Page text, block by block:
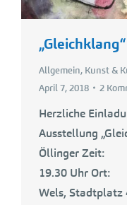
„Gleichklang“
Allgemein, Kunst &
April 7, 2018
2
Herzliche
Ausstellung
Öllinger Zeit:
19.30 Uhr
Wels, Stadtplatz